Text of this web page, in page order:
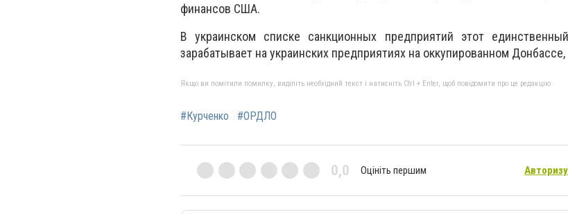
финансов США.
В украинском списке санкционных предприятий этот
зарабатывает на украинских предприятиях на оккупированном
Якщо ви помітили помилку, виділіть необхідний текст і натисніть Ctrl + Enter, щоб повідомити про це редакцію
#Курченко #ОРДЛО
0,0 Оцініть першим